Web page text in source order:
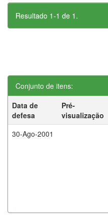
Resultado 1-1 de 1.
Conjunto de itens:
Data de
defesa
Pré-
visualização
30-Ago-2001